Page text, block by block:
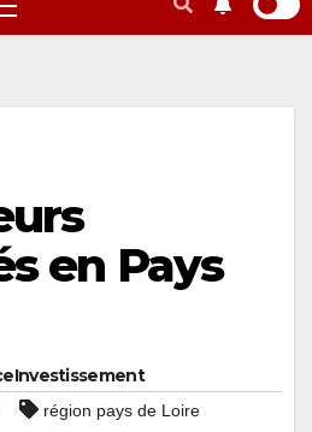
en Pays
région pays de Loire